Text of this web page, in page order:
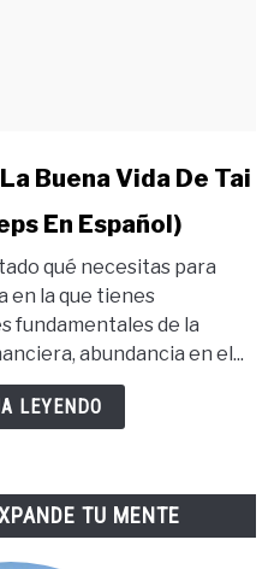
Buena Vida De Tai
En Español)
qué necesitas para
en la que tienes
fundamentales de la
abundancia en el...
LEYENDO
TU MENTE